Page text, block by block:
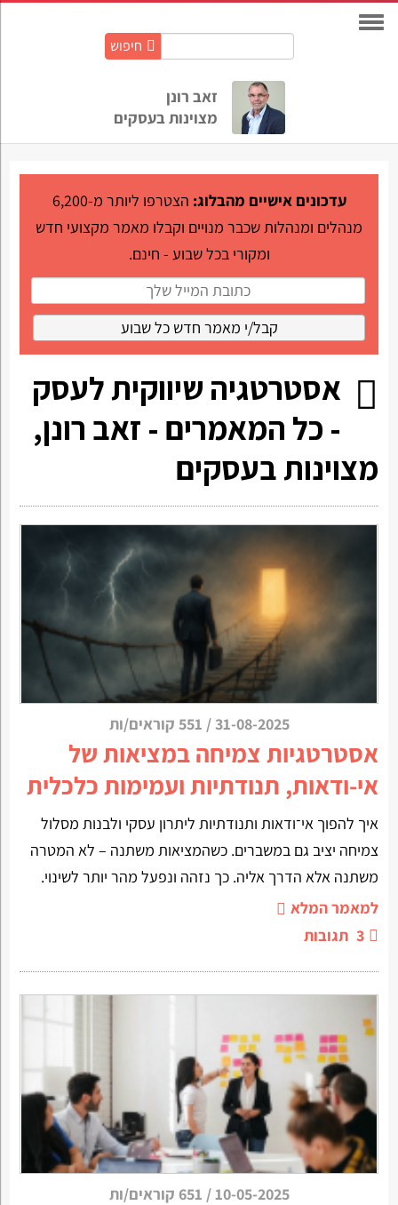
חיפוש
זאב רונן
מצוינות בעסקים
עדכונים אישיים מהבלוג:
הצטרפו ליותר מ-6,200
מנהלים ומנהלות שכבר מנויים וקבלו מאמר מקצועי חדש
ומקורי בכל שבוע - חינם.
אסטרטגיה שיווקית לעסק
- כל המאמרים - זאב רונן,
מצוינות בעסקים
31-08-2025
/ 551 קוראים/ות
אסטרטגיות צמיחה במציאות של
אי-ודאות, תנודתיות ועמימות כלכלית
איך להפוך אי־ודאות ותנודתיות ליתרון עסקי ולבנות מסלול
צמיחה יציב גם במשברים. כשהמציאות משתנה – לא המטרה
משתנה אלא הדרך אליה. כך נזהה ונפעל מהר יותר לשינוי.
למאמר המלא
3 תגובות
10-05-2025
/ 651 קוראים/ות